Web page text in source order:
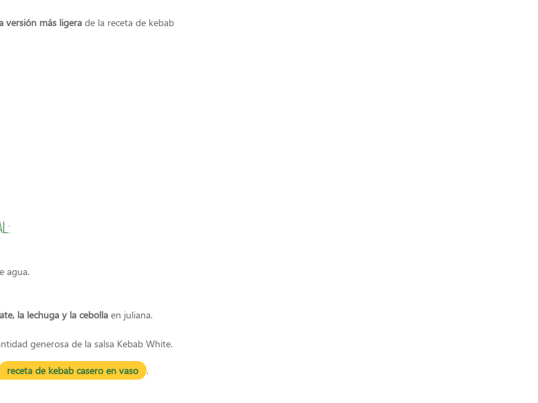
versión más ligera de la receta de kebab
agua.
la lechuga y la cebolla en juliana.
generosa de la salsa Kebab White.
receta de kebab casero en vaso
.